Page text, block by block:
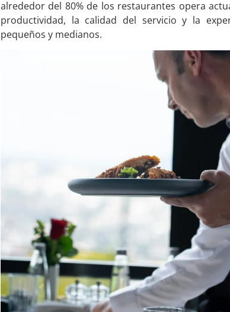
alrededor del 80% de los restaurantes opera
productividad, la calidad del servicio y la
pequeños y medianos.